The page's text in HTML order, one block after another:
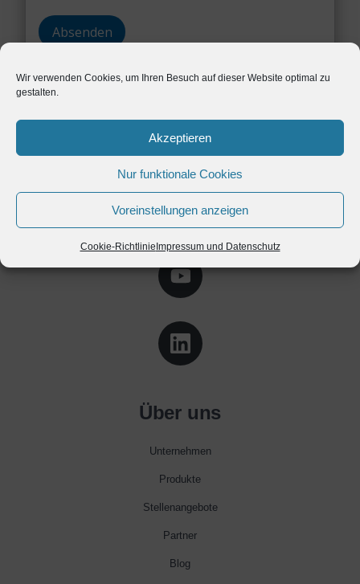
Wir verwenden Cookies, um Ihren Besuch auf dieser Website optimal zu
gestalten.
Akzeptieren
Nur funktionale Cookies
Voreinstellungen anzeigen
Cookie-Richtlinie Impressum und Datenschutz
Über uns
Unternehmen
Produkte
Stellenangebote
Partner
Blog